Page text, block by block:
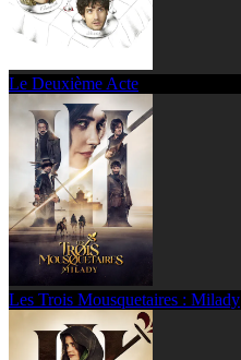
Le Deuxième Acte
Les Trois Mousquetaires : Milady